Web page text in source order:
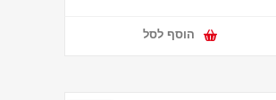
הוסף לסל